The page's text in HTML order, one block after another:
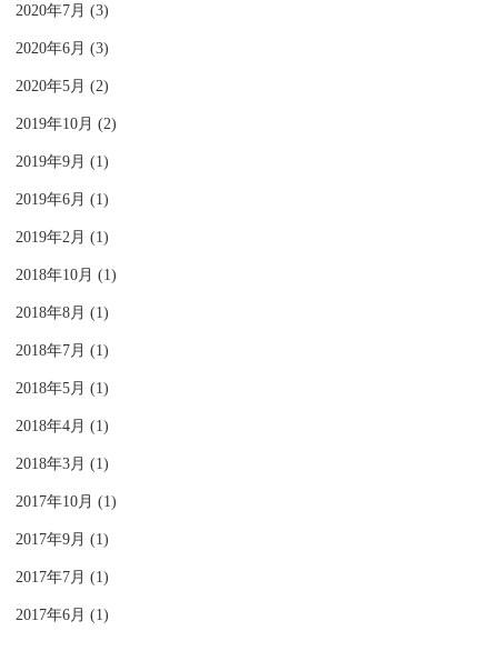
2020年7月 (3)
2020年6月 (3)
2020年5月 (2)
2019年10月 (2)
2019年9月 (1)
2019年6月 (1)
2019年2月 (1)
2018年10月 (1)
2018年8月 (1)
2018年7月 (1)
2018年5月 (1)
2018年4月 (1)
2018年3月 (1)
2017年10月 (1)
2017年9月 (1)
2017年7月 (1)
2017年6月 (1)